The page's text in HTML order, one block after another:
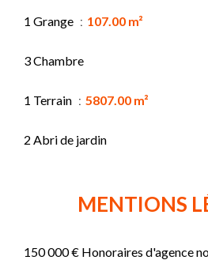
1 Grange 107.00 m²
3 Chambre
1 Terrain 5807.00 m²
2 Abri de jardin
MENTIONS
150 000 € Honoraires d'agence